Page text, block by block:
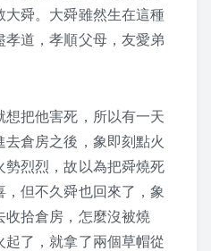
大舜。大舜雖然生在這種
道，孝順父母，友愛弟
把他害死，所以有一天
倉房之後，象即刻點火
烈烈，故以為把舜燒死
但不久舜也回來了，象
拾倉房，怎麼沒被燒
了，就拿了兩個草帽從